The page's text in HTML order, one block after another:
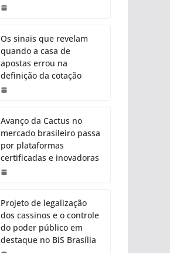
Os sinais que revelam
quando a casa de
apostas errou na
definição da cotação
Avanço da Cactus no
mercado brasileiro passa
por plataformas
certificadas e inovadoras
Projeto de legalização
dos cassinos e o controle
do poder público em
destaque no BiS Brasília